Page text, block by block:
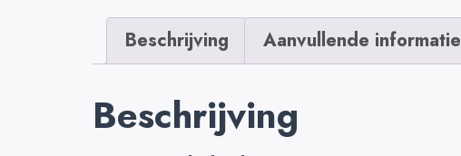
Beschrijving Aanvullende informatie
Beschrijving